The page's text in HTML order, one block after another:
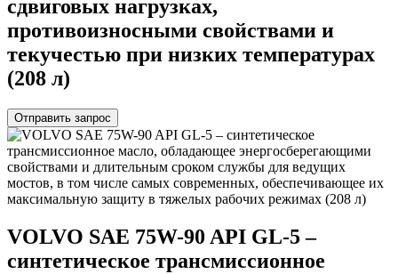
сдвиговых нагрузках,
противоизносными свойствами и
текучестью при низких температурах
(208 л)
Отправить запрос
VOLVO SAE 75W-90 API GL-5 –
синтетическое трансмиссионное